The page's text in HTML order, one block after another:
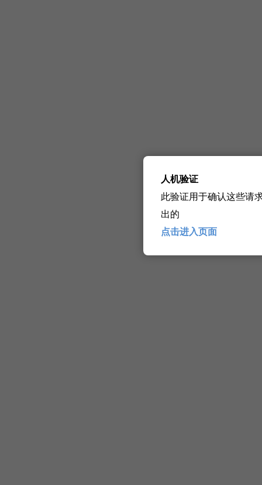
人机验证
此验证用于确认这些请
出的
点击进入页面